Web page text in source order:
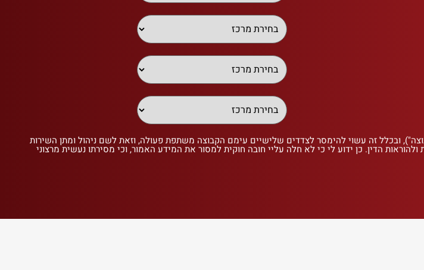
ובכלל זה עשוי להימסר לצדדים שלישיים עימם הקבוצה משתפת פעולה, וזאת לשם ניהול ומתן השירות
הדין. כן ידוע לי כי לא חלה עליי חובה חוקית למסור את המידע האמור, וכי מסירתו נעשית מרצוני